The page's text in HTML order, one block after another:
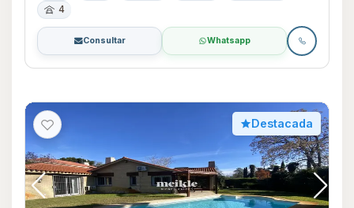
4
Consultar Whatsapp
Destacada